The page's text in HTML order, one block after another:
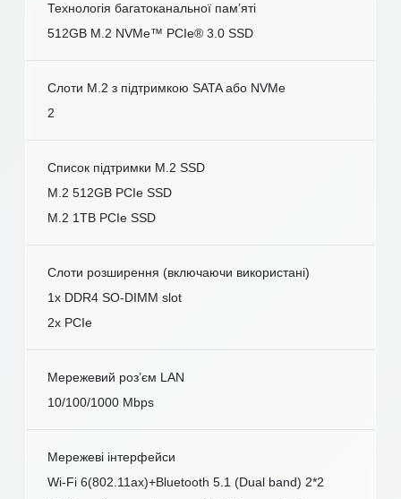
Технологія багатоканальної пам’яті
512GB M.2 NVMe™ PCIe® 3.0 SSD
Слоти M.2 з підтримкою SATA або NVMe
2
Список підтримки M.2 SSD
M.2 512GB PCIe SSD
M.2 1TB PCIe SSD
Слоти розширення (включаючи використані)
1x DDR4 SO-DIMM slot
2x PCIe
Мережевий роз’єм LAN
10/100/1000 Mbps
Мережеві інтерфейси
Wi-Fi 6(802.11ax)+Bluetooth 5.1 (Dual band) 2*2